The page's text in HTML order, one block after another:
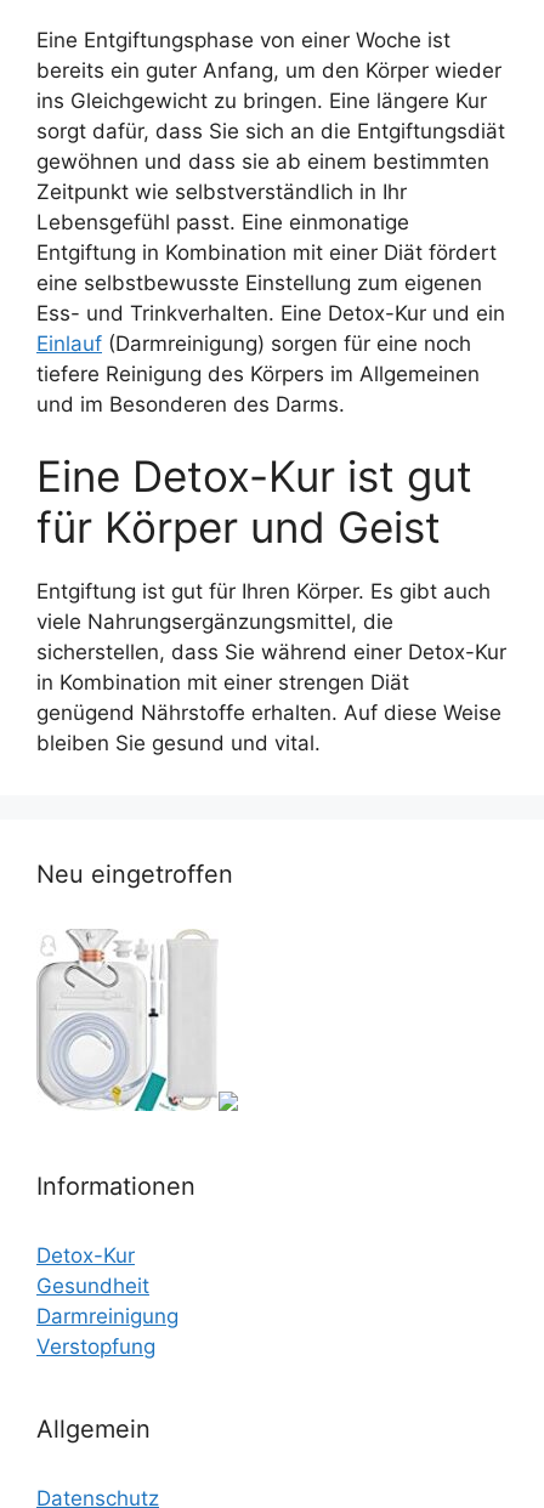
Eine Entgiftungsphase von einer Woche ist
bereits ein guter Anfang, um den Körper wieder
ins Gleichgewicht zu bringen. Eine längere Kur
sorgt dafür, dass Sie sich an die Entgiftungsdiät
gewöhnen und dass sie ab einem bestimmten
Zeitpunkt wie selbstverständlich in Ihr
Lebensgefühl passt. Eine einmonatige
Entgiftung in Kombination mit einer Diät fördert
eine selbstbewusste Einstellung zum eigenen
Ess- und Trinkverhalten. Eine Detox-Kur und ein
Einlauf (Darmreinigung) sorgen für eine noch
tiefere Reinigung des Körpers im Allgemeinen
und im Besonderen des Darms.
Eine Detox-Kur ist gut
für Körper und Geist
Entgiftung ist gut für Ihren Körper. Es gibt auch
viele Nahrungsergänzungsmittel, die
sicherstellen, dass Sie während einer Detox-Kur
in Kombination mit einer strengen Diät
genügend Nährstoffe erhalten. Auf diese Weise
bleiben Sie gesund und vital.
Neu eingetroffen
Informationen
Detox-Kur
Gesundheit
Darmreinigung
Verstopfung
Allgemein
Datenschutz